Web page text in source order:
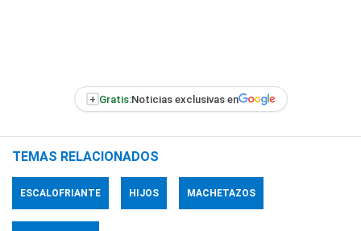
+ Gratis:Noticias exclusivas en
TEMAS RELACIONADOS
ESCALOFRIANTE HIJOS MACHETAZOS